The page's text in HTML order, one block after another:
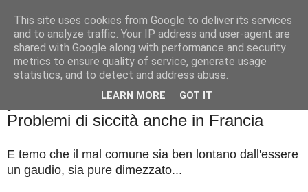
Badiale & Tringali
Problemi di siccità anche in Francia
E temo che il mal comune sia ben lontano dall'essere
un gaudio, sia pure dimezzato...
This site uses cookies from Google to deliver its services
and to analyze traffic. Your IP address and user-agent are
shared with Google along with performance and security
metrics to ensure quality of service, generate usage
statistics, and to detect and address abuse.
LEARN MORE GOT IT